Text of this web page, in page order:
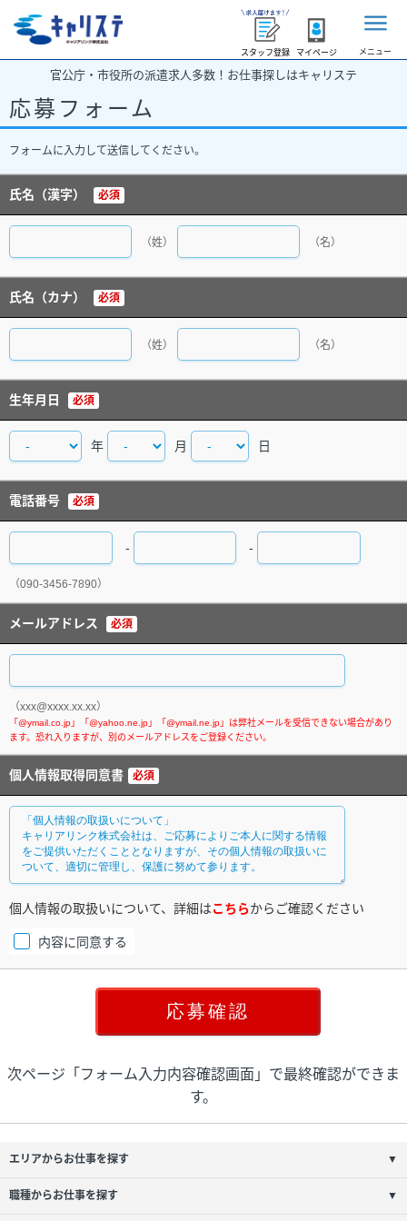
スタッフ登録 マイページ メニュー
官公庁・市役所の派遣求人多数！お仕事探しはキャリステ
応募フォーム
フォームに入力して送信してください。
氏名（漢字） 必須
（姓） （名）
氏名（カナ） 必須
（姓） （名）
生年月日 必須
年 月 日
電話番号 必須
- -
（090-3456-7890）
メールアドレス 必須
（xxx@xxxx.xx.xx）
個人情報取得同意書 必須
個人情報の取扱いについて、詳細はこちらからご確認ください
内容に同意する
次ページ「フォーム入力内容確認画面」で最終確認ができま
す。
エリアからお仕事を探す ▼
職種からお仕事を探す ▼